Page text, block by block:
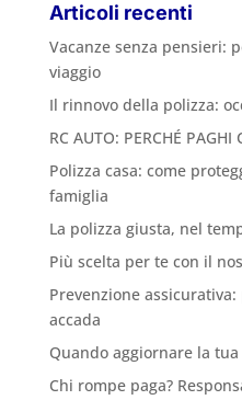
Articoli recenti
Vacanze senza pensieri:
viaggio
Il rinnovo della polizza:
RC AUTO: PERCHÉ PAGHI
Polizza casa: come
famiglia
La polizza giusta, nel
Più scelta per te con il
Prevenzione
accada
Quando aggiornare la tua
Chi rompe paga?